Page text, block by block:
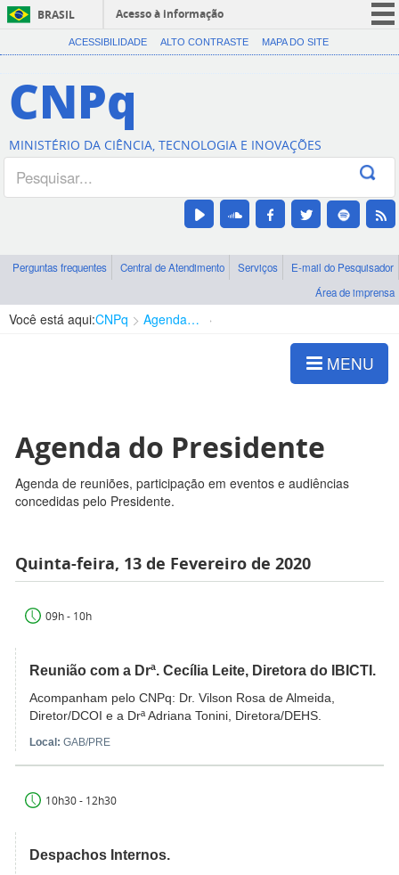
BRASIL
Acesso à informação
CORONAVÍRUS (COVID-19)
Canais
ACESSIBILIDADE ALTO CONTRASTE MAPA DO SITE
CNPq
MINISTÉRIO DA CIÊNCIA, TECNOLOGIA E INOVAÇÕES
Perguntas frequentes Central de Atendimento Serviços
E-mail do Pesquisador
Área de imprensa
Você está aqui:CNPq Agenda de autoridades
MENU
Agenda do Presidente
Agenda de reuniões, participação em eventos e audiências
concedidas pelo Presidente.
Quinta-feira, 13 de Fevereiro de 2020
09h - 10h
Reunião com a Drª. Cecília Leite, Diretora do IBICTI.
Acompanham pelo CNPq: Dr. Vilson Rosa de Almeida,
Diretor/DCOI e a Drª Adriana Tonini, Diretora/DEHS.
Local: GAB/PRE
10h30 - 12h30
Despachos Internos.